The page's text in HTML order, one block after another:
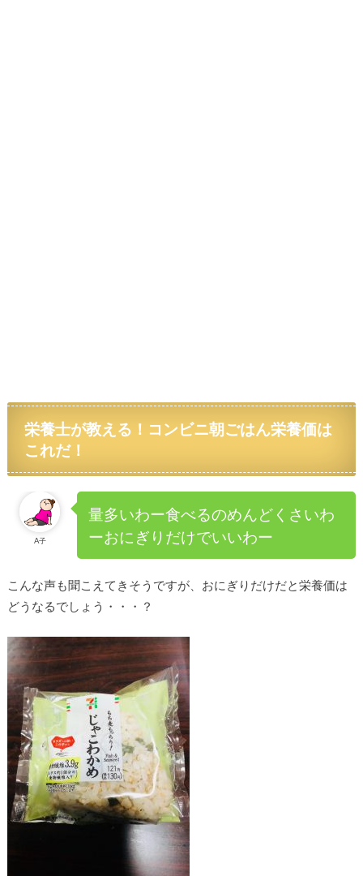
栄養士が教える！コンビニ朝ごはん栄養価は
これだ！
A子
量多いわー食べるのめんどくさいわ
ーおにぎりだけでいいわー
こんな声も聞こえてきそうですが、おにぎりだけだと栄養価は
どうなるでしょう・・・？